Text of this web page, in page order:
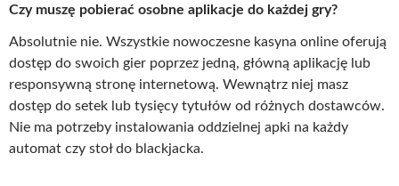
Czy muszę pobierać osobne aplikacje do każdej gry?
Absolutnie nie. Wszystkie nowoczesne kasyna online oferują
dostęp do swoich gier poprzez jedną, główną aplikację lub
responsywną stronę internetową. Wewnątrz niej masz
dostęp do setek lub tysięcy tytułów od różnych dostawców.
Nie ma potrzeby instalowania oddzielnej apki na każdy
automat czy stoł do blackjacka.